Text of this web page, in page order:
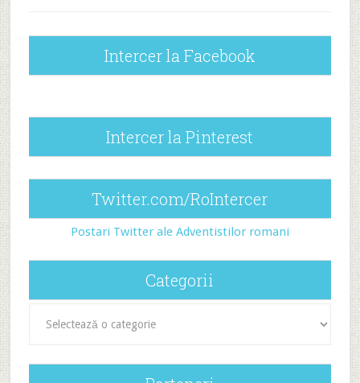
Intercer la Facebook
Intercer la Pinterest
Twitter.com/RoIntercer
Postari Twitter ale Adventistilor romani
Categorii